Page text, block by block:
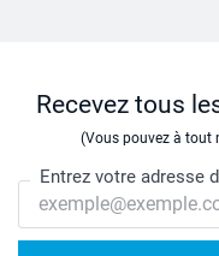
Recevez tous
(Vous pouvez à tout
Entrez votre adresse